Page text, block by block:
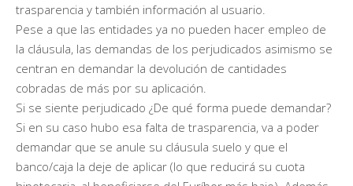
trasparencia y también información al usuario.
Pese a que las entidades ya no pueden hacer empleo de
la cláusula, las demandas de los perjudicados asimismo se
centran en demandar la devolución de cantidades
cobradas de más por su aplicación.
Si se siente perjudicado ¿De qué forma puede demandar?
Si en su caso hubo esa falta de trasparencia, va a poder
demandar que se anule su cláusula suelo y que el
banco/caja la deje de aplicar (lo que reducirá su cuota